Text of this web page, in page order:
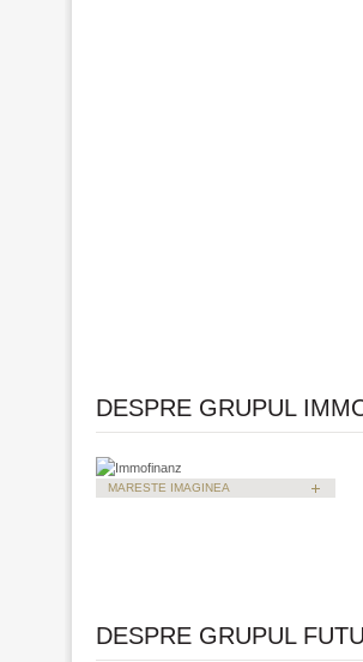
DESPRE GRUPUL
MARESTE IMAGINEA
DESPRE GRUPUL